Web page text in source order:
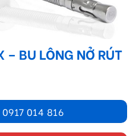
– BU LÔNG NỞ RÚT
0917 014 816